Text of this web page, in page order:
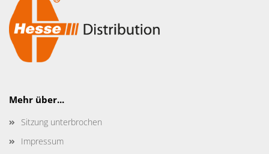
Mehr über...
Sitzung unterbrochen
Impressum